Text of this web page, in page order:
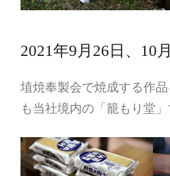
2021年9月26日、
埴焼奉製会で焼成する作
も当社境内の「籠もり堂」